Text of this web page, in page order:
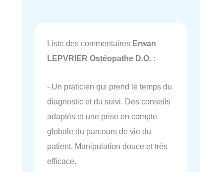
Liste des commentaires Erwan
LEPVRIER Ostéopathe D.O. :
- Un praticien qui prend le temps du
diagnostic et du suivi. Des conseils
adaptés et une prise en compte
globale du parcours de vie du
patient. Manipulation douce et très
efficace.